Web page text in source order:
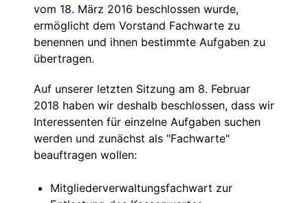
vom 18. März 2016 beschlossen wurde,
ermöglicht dem Vorstand Fachwarte zu
benennen und ihnen bestimmte Aufgaben zu
übertragen.
Auf unserer letzten Sitzung am 8. Februar
2018 haben wir deshalb beschlossen, dass wir
Interessenten für einzelne Aufgaben suchen
werden und zunächst als "Fachwarte"
beauftragen wollen:
Mitgliederverwaltungsfachwart zur